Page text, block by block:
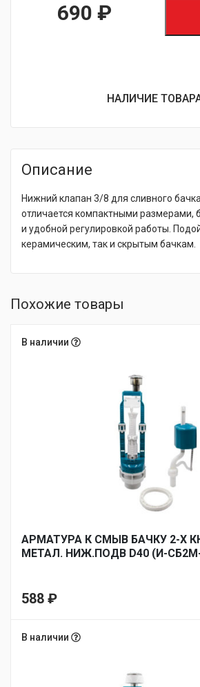
690 ₽
НАЛИЧИЕ
Описание
Нижний клапан 3/8 для сливного
отличается компактными размерами,
и удобной регулировкой работы.
керамическим, так и скрытым бачкам.
Похожие товары
В наличии
АРМАТУРА К СМЫВ БАЧКУ 2-Х
МЕТАЛ. НИЖ.ПОДВ D40 (И-
588 ₽
В наличии